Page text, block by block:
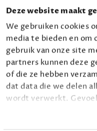
Deze website maakt
We gebruiken cookies
media te bieden en om
gebruik van onze site
partners kunnen deze
of die ze hebben
dat data die we delen
wordt verwerkt.